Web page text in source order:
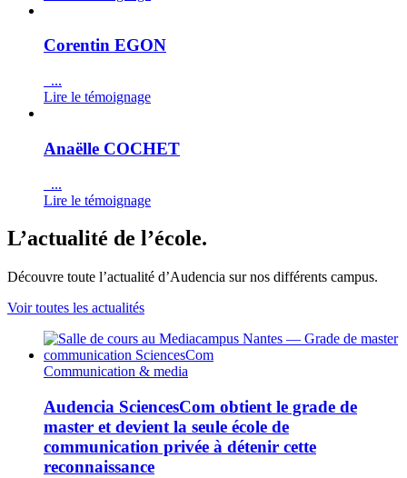
Corentin EGON
...
Lire le témoignage
Anaëlle COCHET
...
Lire le témoignage
L’actualité de l’école.
Découvre toute l’actualité d’Audencia sur nos différents campus.
Voir toutes les actualités
Communication & media
Audencia SciencesCom obtient le grade de
master et devient la seule école de
communication privée à détenir cette
reconnaissance